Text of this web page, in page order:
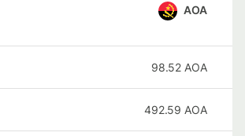
AOA
98.52 AOA
492.59 AOA